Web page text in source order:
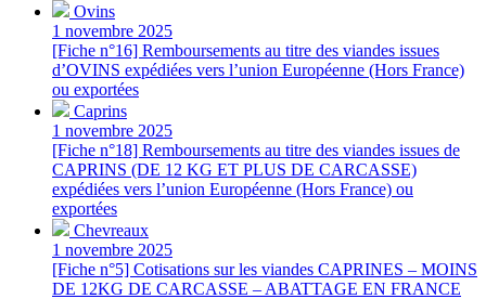
Ovins
1 novembre 2025
[Fiche n°16] Remboursements au titre des viandes issues
d’OVINS expédiées vers l’union Européenne (Hors France)
ou exportées
Caprins
1 novembre 2025
[Fiche n°18] Remboursements au titre des viandes issues de
CAPRINS (DE 12 KG ET PLUS DE CARCASSE)
expédiées vers l’union Européenne (Hors France) ou
exportées
Chevreaux
1 novembre 2025
[Fiche n°5] Cotisations sur les viandes CAPRINES – MOINS
DE 12KG DE CARCASSE – ABATTAGE EN FRANCE